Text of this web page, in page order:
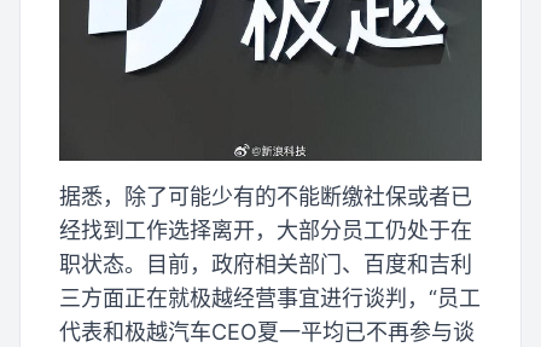
据悉，除了可能少有的不能断缴社保或者已
经找到工作选择离开，大部分员工仍处于在
职状态。目前，政府相关部门、百度和吉利
三方面正在就极越经营事宜进行谈判，“员工
代表和极越汽车CEO夏一平均已不再参与谈